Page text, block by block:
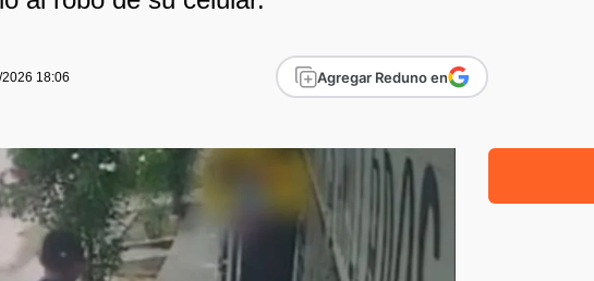
18:06 Agregar Reduno en